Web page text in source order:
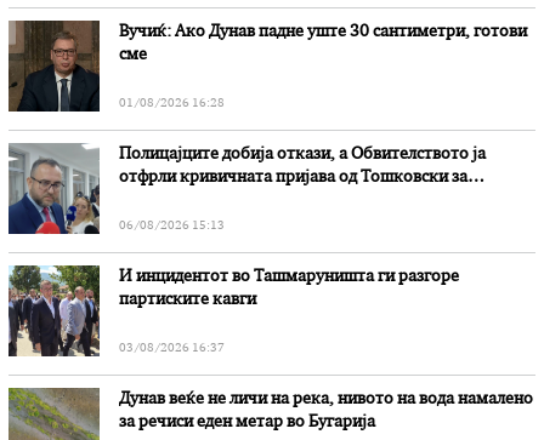
Вучиќ: Ако Дунав падне уште 30 сантиметри, готови
сме
01/08/2026 16:28
Полицајците добија откази, а Обвителството ја
отфрли кривичната пријава од Тошковски за
06/08/2026 15:13
И инцидентот во Ташмаруништa ги разгоре
партиските кавги
03/08/2026 16:37
Дунав веќе не личи на река, нивото на вода намалено
за речиси еден метар во Бугарија